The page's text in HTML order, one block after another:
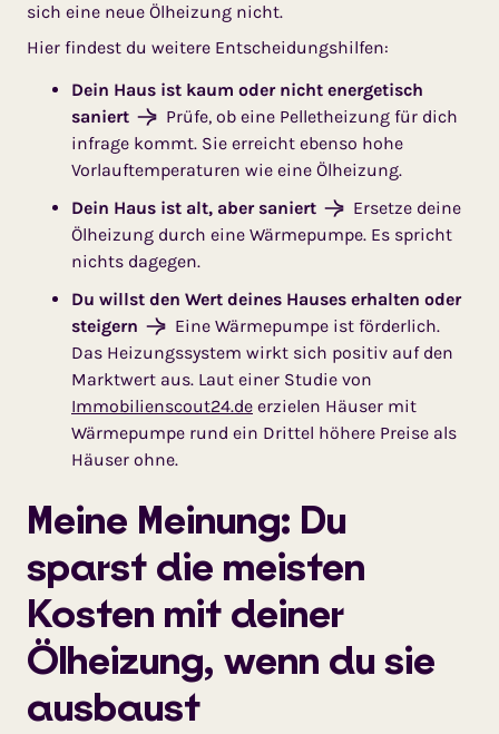
sich eine neue Ölheizung nicht.
Hier findest du weitere Entscheidungshilfen:
Dein Haus ist kaum oder nicht energetisch
saniert
Prüfe, ob eine Pelletheizung für dich
infrage kommt. Sie erreicht ebenso hohe
Vorlauftemperaturen wie eine Ölheizung.
Dein Haus ist alt, aber saniert
Ersetze deine
Ölheizung durch eine Wärmepumpe. Es spricht
nichts dagegen.
Du willst den Wert deines Hauses erhalten oder
steigern
Eine Wärmepumpe ist förderlich.
Das Heizungssystem wirkt sich positiv auf den
Marktwert aus. Laut einer Studie von
Immobilienscout24.de erzielen Häuser mit
Wärmepumpe rund ein Drittel höhere Preise als
Häuser ohne.
Meine Meinung: Du
sparst die meisten
Kosten mit deiner
Ölheizung, wenn du sie
ausbaust